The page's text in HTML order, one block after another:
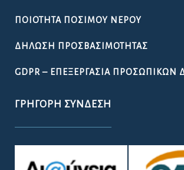
ΠΟΙΌΤΗΤΑ ΠΌΣΙΜΟΥ ΝΕΡΟΎ
ΔΉΛΩΣΗ ΠΡΟΣΒΑΣΙΜΌΤΗΤΑΣ
GDPR – ΕΠΕΞΕΡΓΑΣΙΑ
ΓΡΉΓΟΡΗ ΣΎΝΔΕΣΗ